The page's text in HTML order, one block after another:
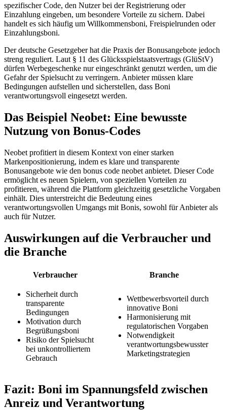
spezifischer Code, den Nutzer bei der Registrierung oder
Einzahlung eingeben, um besondere Vorteile zu sichern. Dabei
handelt es sich häufig um Willkommensboni, Freispielrunden oder
Einzahlungsboni.
Der deutsche Gesetzgeber hat die Praxis der Bonusangebote jedoch
streng reguliert. Laut § 11 des Glücksspielstaatsvertrags (GlüStV)
dürfen Werbegeschenke nur eingeschränkt genutzt werden, um die
Gefahr der Spielsucht zu verringern. Anbieter müssen klare
Bedingungen aufstellen und sicherstellen, dass Boni
verantwortungsvoll eingesetzt werden.
Das Beispiel Neobet: Eine bewusste
Nutzung von Bonus-Codes
Neobet profitiert in diesem Kontext von einer starken
Markenpositionierung, indem es klare und transparente
Bonusangebote wie den bonus code neobet anbietet. Dieser Code
ermöglicht es neuen Spielern, von speziellen Vorteilen zu
profitieren, während die Plattform gleichzeitig gesetzliche Vorgaben
einhält. Dies unterstreicht die Bedeutung eines
verantwortungsvollen Umgangs mit Bonis, sowohl für Anbieter als
auch für Nutzer.
Auswirkungen auf die Verbraucher und
die Branche
Verbraucher Branche
Sicherheit durch
transparente
Bedingungen
Motivation durch
Begrüßungsboni
Risiko der Spielsucht
bei unkontrolliertem
Gebrauch
Wettbewerbsvorteil durch
innovative Boni
Harmonisierung mit
regulatorischen Vorgaben
Notwendigkeit
verantwortungsbewusster
Marketingstrategien
Fazit: Boni im Spannungsfeld zwischen
Anreiz und Verantwortung